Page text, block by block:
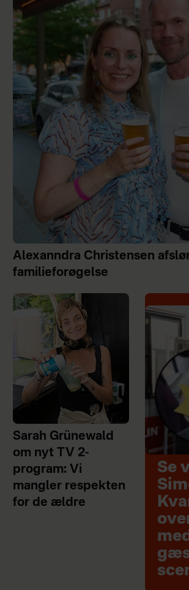
Alexanndra Christensen
familieforøgelse
Sarah Grünewald
om nyt TV 2-
program: Vi
mangler respekten
for de ældre
Se